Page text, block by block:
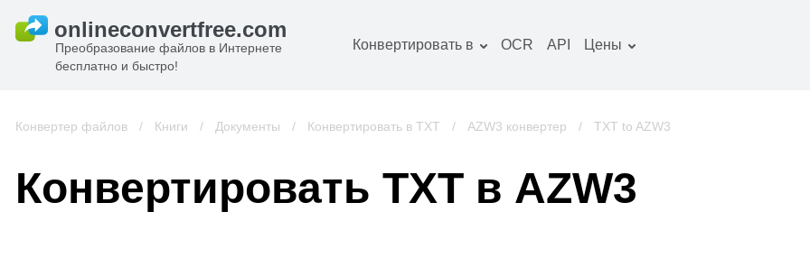
Преобразование файлов в Интернете
бесплатно и быстро!
Конвертировать в
конвертер
Книги конвертер
OCR API Цены
Конвертер файлов / Книги / Документы / Конвертировать в TXT / AZW3 конвертер / TXT to AZW3
Конвертировать TXT в AZW3